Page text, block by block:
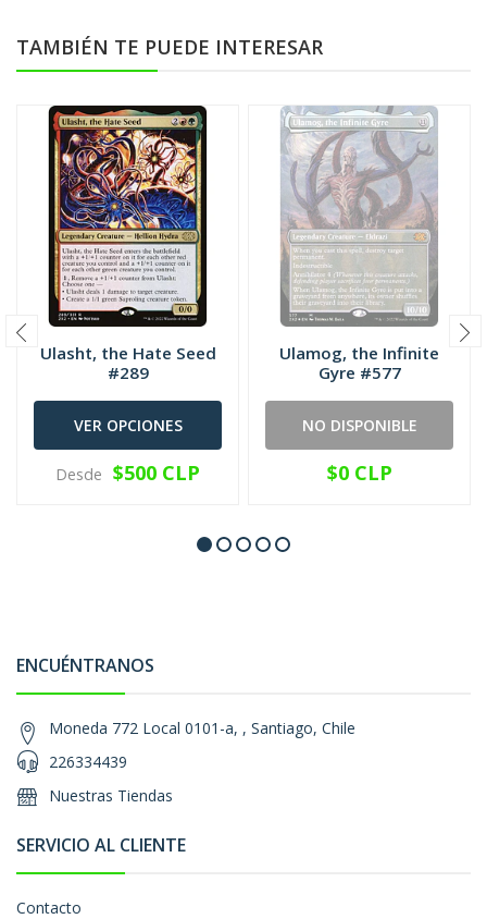
TAMBIÉN TE PUEDE INTERESAR
Ulasht, the Hate Seed
#289
VER OPCIONES
Desde $500 CLP
Ulamog, the Infinite
Gyre #577
NO DISPONIBLE
$0 CLP
ENCUÉNTRANOS
Moneda 772 Local 0101-a, , Santiago, Chile
226334439
Nuestras Tiendas
SERVICIO AL CLIENTE
Contacto